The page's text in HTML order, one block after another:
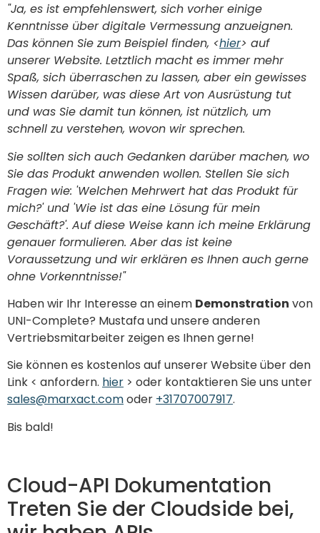
"Ja, es ist empfehlenswert, sich vorher einige
Kenntnisse über digitale Vermessung anzueignen.
Das können Sie zum Beispiel finden, <hier> auf
unserer Website. Letztlich macht es immer mehr
Spaß, sich überraschen zu lassen, aber ein gewisses
Wissen darüber, was diese Art von Ausrüstung tut
und was Sie damit tun können, ist nützlich, um
schnell zu verstehen, wovon wir sprechen.
Sie sollten sich auch Gedanken darüber machen, wo
Sie das Produkt anwenden wollen. Stellen Sie sich
Fragen wie: 'Welchen Mehrwert hat das Produkt für
mich?' und 'Wie ist das eine Lösung für mein
Geschäft?'. Auf diese Weise kann ich meine Erklärung
genauer formulieren. Aber das ist keine
Voraussetzung und wir erklären es Ihnen auch gerne
ohne Vorkenntnisse!"
Haben wir Ihr Interesse an einem Demonstration von
UNI-Complete? Mustafa und unsere anderen
Vertriebsmitarbeiter zeigen es Ihnen gerne!
Sie können es kostenlos auf unserer Website über den
Link < anfordern. hier > oder kontaktieren Sie uns unter
sales@marxact.comoder +31707007917.
Bis bald!
Cloud-API Dokumentation
Treten Sie der Cloudside bei,